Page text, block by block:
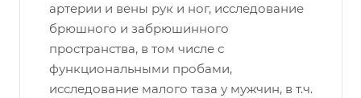
артерии и вены рук и ног, исследование
брюшного и забрюшинного
пространства, в том числе с
функциональными пробами,
исследование малого таза у мужчин, в т.ч.